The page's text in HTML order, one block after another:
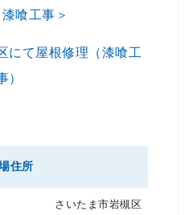
喰工事＞
にて屋根修理（漆喰工
）
住所
さいたま市岩槻区